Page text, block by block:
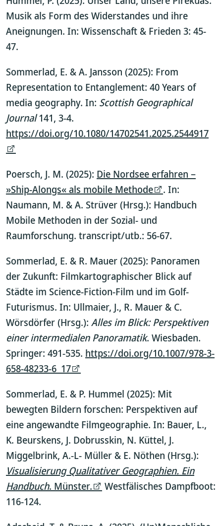
Musik als Form des Widerstandes und ihre
Aneignungen. In: Wissenschaft & Frieden 3: 45-
47.
Sommerlad, E. & A. Jansson (2025): From
Representation to Entanglement: 40 Years of
media geography. In: Scottish Geographical
Journal141, 3-4.
https://doi.org/10.1080/14702541.2025.2544917
Poersch, J. M. (2025): Die Nordsee erfahren –
»Ship-Alongs« als mobile Methode
. In:
Naumann, M. & A. Strüver (Hrsg.): Handbuch
Mobile Methoden in der Sozial- und
Raumforschung. transcript/utb.: 56-67.
Sommerlad, E. & R. Mauer (2025): Panoramen
der Zukunft: Filmkartographischer Blick auf
Städte im Science-Fiction-Film und im Golf-
Futurismus. In: Ullmaier, J., R. Mauer & C.
Wörsdörfer (Hrsg.): Alles im Blick: Perspektiven
einer intermedialen Panoramatik. Wiesbaden.
Springer: 491-535. https://doi.org/10.1007/978-3-
658-48233-6_17
Sommerlad, E. & P. Hummel (2025): Mit
bewegten Bildern forschen: Perspektiven auf
eine angewandte Filmgeographie. In: Bauer, L.,
K. Beurskens, J. Dobrusskin, N. Küttel, J.
Miggelbrink, A.-L- Müller & E. Nöthen (Hrsg.):
Visualisierung Qualitativer Geographien. Ein
Handbuch. Münster.
Westfälisches Dampfboot:
116-124.